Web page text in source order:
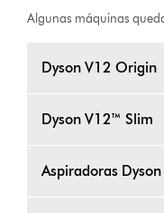
Algunas máquinas
Dyson V12 Origin
Dyson V12™ Slim
Aspiradoras